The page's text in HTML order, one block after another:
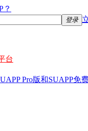
？
登录
台
Pro版和SUAPP免